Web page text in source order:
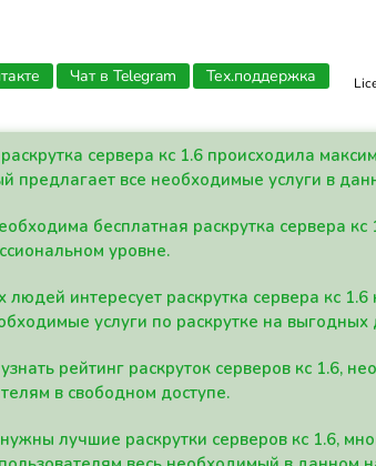
Чат в Telegram Тех.поддержка
сервера кс 1.6 происходила
предлагает все необходимые услуги в
бесплатная раскрутка сервера
уровне.
людей интересует раскрутка сервера кс
услуги по раскрутке на выгодных
рейтинг раскруток серверов кс 1.6,
в свободном доступе.
лучшие раскрутки серверов кс 1.6,